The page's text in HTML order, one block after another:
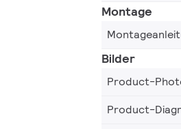
Montage
Bilder
Product-
Product-